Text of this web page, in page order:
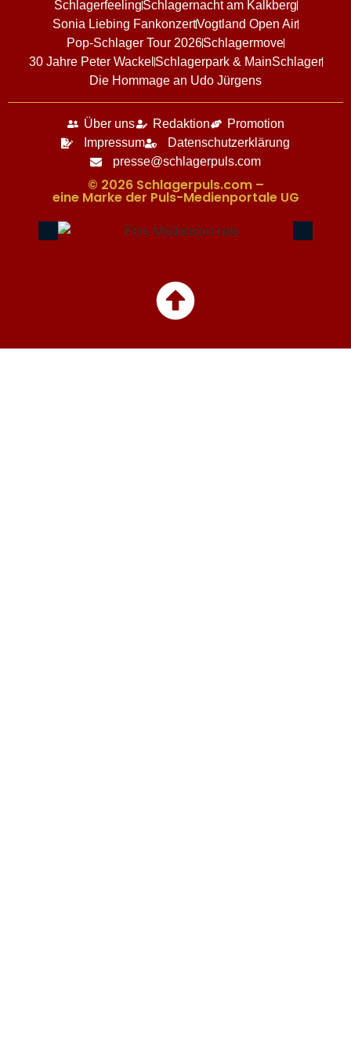
SchlagerfeelingSchlagernacht am Kalkberg
Sonia Liebing FankonzertVogtland Open Air
Pop-Schlager Tour 2026Schlagermove
30 Jahre Peter Wackel Schlagerpark & MainSchlager
Die Hommage an Udo Jürgens
Über uns Redaktion
Promotion
Impressum
Datenschutzerklärung
presse@schlagerpuls.com
© 2026 Schlagerpuls.com –
eine Marke der Puls-Medienportale UG​